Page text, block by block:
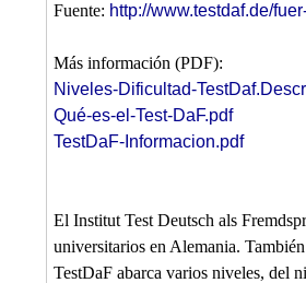
Fuente: http://www.testdaf.de/
Más información (PDF):
Niveles-Dificultad-
Qué-es-el-Test-DaF.pdf
TestDaF-Informacion.pdf
El Institut Test Deutsch als
universitarios en Alemania.
TestDaF abarca varios niveles, del